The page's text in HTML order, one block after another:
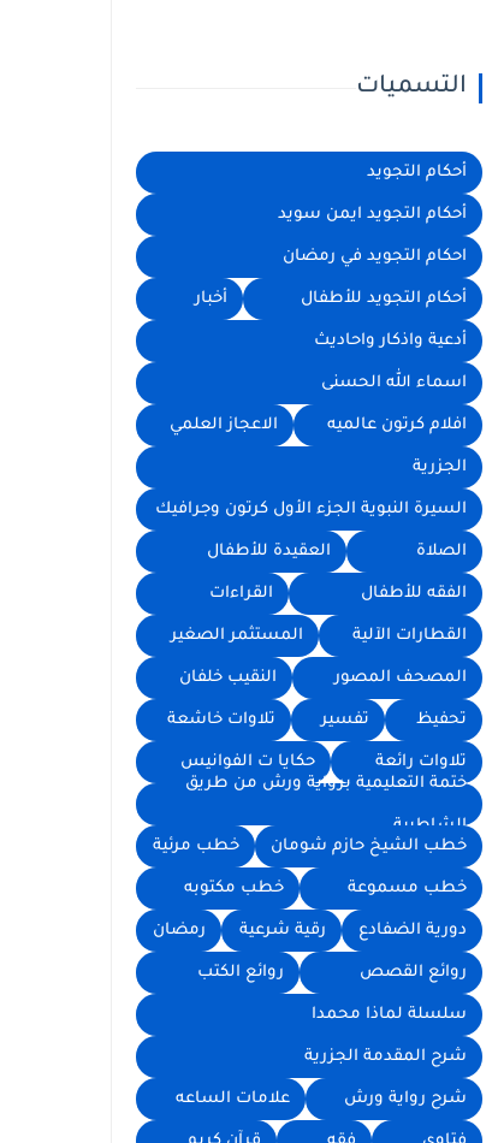
التسميات
أحكام التجويد
أحكام التجويد ايمن سويد
احكام التجويد في رمضان
أحكام التجويد للأطفال أخبار
أدعية واذكار واحاديث
اسماء الله الحسنى
افلام كرتون عالميه الاعجاز العلمي
الجزرية
السيرة النبوية الجزء الأول كرتون وجرافيك
الصلاة العقيدة للأطفال
الفقه للأطفال القراءات
القطارات الآلية المستثمر الصغير
المصحف المصور النقيب خلفان
تحفيظ تفسير تلاوات خاشعة
تلاوات رائعة
حكايا ت الفوانيس
ختمة التعليمية برواية ورش من طريق
الشاطبية
خطب الشيخ حازم شومان
خطب مرئية
خطب مسموعة خطب مكتوبه
دورية الضفادع رقية شرعية رمضان
روائع القصص روائع الكتب
سلسلة لماذا محمدا
شرح المقدمة الجزرية
شرح رواية ورش علامات الساعه